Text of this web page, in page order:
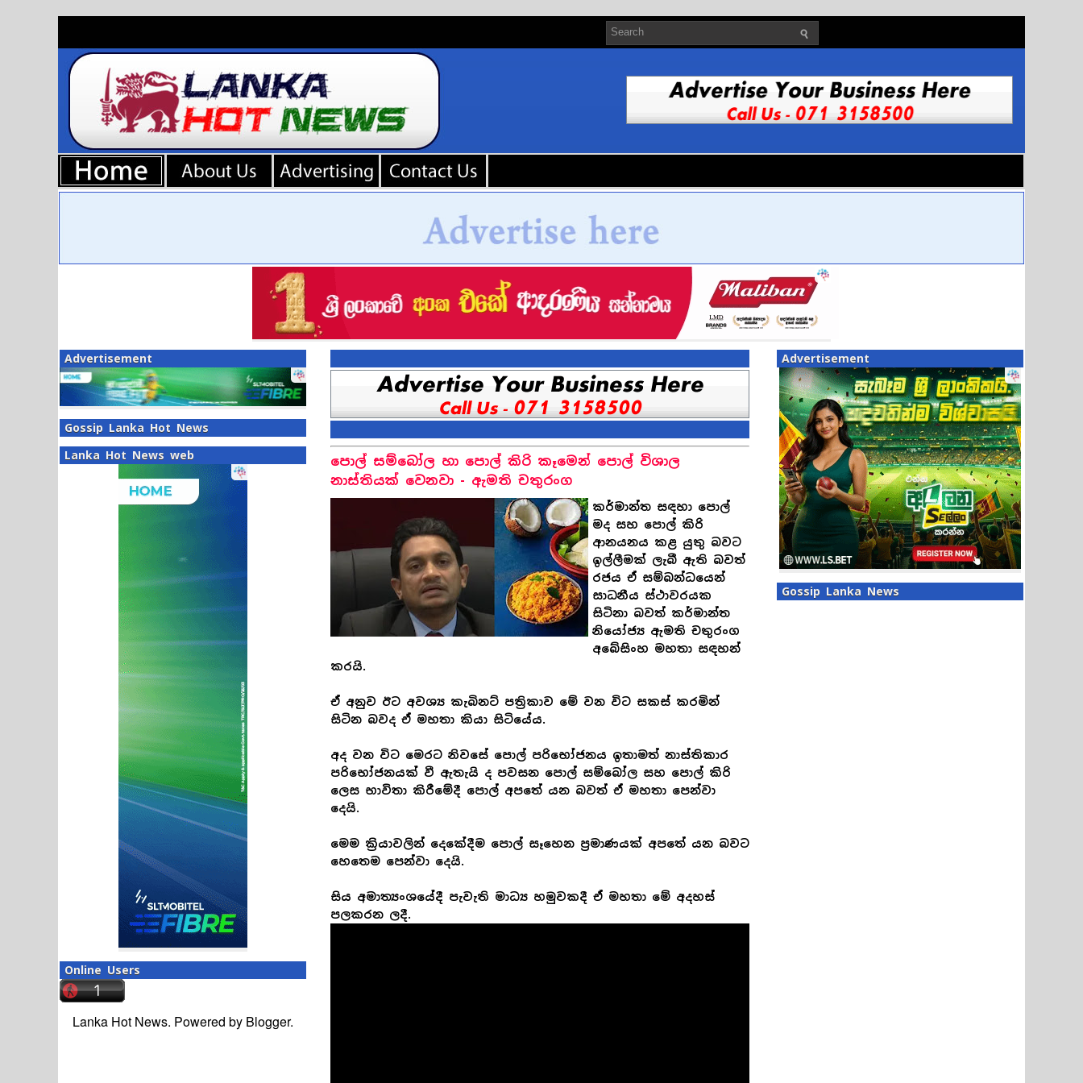
Advertisement
Gossip Lanka Hot News
Lanka Hot News web
Online Users
Lanka Hot News. Powered by Blogger.
පොල් සම්බෝල හා පොල් කිරි කෑමෙන් පොල් විශාල
නාස්තියක් වෙනවා - ඇමති චතුරංග
කර්මාන්ත සඳහා පොල්
මද සහ පොල් කිරි
ආනයනය කළ යුතු බවට
ඉල්ලීමක් ලැබී ඇති බවත්
රජය ඒ සම්බන්ධයෙන්
සාධනීය ස්ථාවරයක
සිටිනා බවත් කර්මාන්ත
නියෝජ්‍ය ඇමති චතුරංග
අබේසිංහ මහතා සඳහන්
කරයි.
ඒ අනුව ඊට අවශ්‍ය කැබිනට් පත්‍රිකාව මේ වන විට සකස් කරමින්
සිටින බවද ඒ මහතා කියා සිටියේය.
අද වන විට මෙරට නිවසේ පොල් පරිභෝජනය ඉතාමත් නාස්තිකාර
පරිභෝජනයක් වී ඇතැයි ද පවසන පොල් සම්බෝල සහ පොල් කිරි
ලෙස භාවිතා කිරීමේදී පොල් අපතේ යන බවත් ඒ මහතා පෙන්වා
දෙයි.
මෙම ක්‍රියාවලින් දෙකේදීම පොල් සෑහෙන ප්‍රමාණයක් අපතේ යන බවට
හෙතෙම පෙන්වා දෙයි.
සිය අමාත්‍යංශයේදී පැවැති මාධ්‍ය හමුවකදී ඒ මහතා මේ අදහස්
පලකරන ලදී.
Advertisement
Gossip Lanka News